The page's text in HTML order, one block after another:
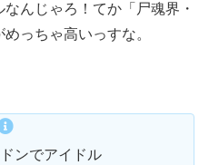
んじゃろ！てか「尸魂界・
っちゃ高いっすな。
ンでアイドル